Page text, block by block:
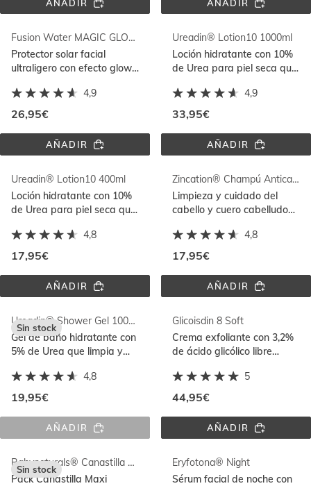
AÑADIRRETINAL
AÑADIRUREADIN®
1000ML
Fusion Water MAGIC GLOW SPF 50
Protector solar facial
ultraligero con efecto glow
Full Spectrum
4,9
26,95€
AÑADIRFUSION
GLOW
SPF
50
Ureadin® Lotion10 1000ml
Loción hidratante con 10%
de Urea para piel seca que
sensación de tirantez
4,9
33,95€
AÑADIRUREADIN®
Ureadin® Lotion10 400ml
Loción hidratante con 10%
de Urea para piel seca que
sensación de tirantez
4,8
17,95€
AÑADIRUREADIN®
Zincation® Champú Anticaspa
Limpieza y cuidado del
cabello y cuero cabelludo
grasa y seca. Uso diario
4,8
17,95€
AÑADIRZINCATION®
Ureadin® Shower Gel 1000ml
Gel de baño hidratante con
5% de Urea que limpia y
de la piel
4,8
19,95€
Sin stock
AÑADIRUREADIN®
1000ML
Glicoisdin 8 Soft
Crema exfoliante con 3,2%
de ácido glicólico libre
secas
5
44,95€
AÑADIRGLICOISDIN
Babynaturals® Canastilla Maxi
Pack Canastilla Maxi
Sin stock
Eryfotona® Night
Sérum facial de noche con